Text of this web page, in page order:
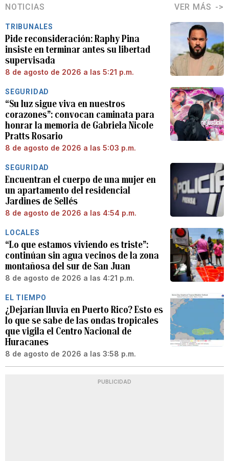
NOTICIAS VER MÁS
TRIBUNALES
Pide reconsideración: Raphy Pina
insiste en terminar antes su libertad
supervisada
8 de agosto de 2026 a las 5:21 p.m.
SEGURIDAD
“Su luz sigue viva en nuestros
corazones”: convocan caminata para
honrar la memoria de Gabriela Nicole
Pratts Rosario
8 de agosto de 2026 a las 5:03 p.m.
SEGURIDAD
Encuentran el cuerpo de una mujer en
un apartamento del residencial
Jardines de Sellés
8 de agosto de 2026 a las 4:54 p.m.
LOCALES
“Lo que estamos viviendo es triste”:
continúan sin agua vecinos de la zona
montañosa del sur de San Juan
8 de agosto de 2026 a las 4:21 p.m.
EL TIEMPO
¿Dejarían lluvia en Puerto Rico? Esto es
lo que se sabe de las ondas tropicales
que vigila el Centro Nacional de
Huracanes
8 de agosto de 2026 a las 3:58 p.m.
PUBLICIDAD